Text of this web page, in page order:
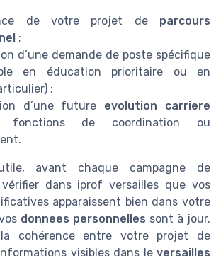
de votre projet de parcours
;
d’une demande de poste spécifique
en éducation prioritaire ou en
;
d’une future evolution carriere
fonctions de coordination ou
avant chaque campagne de
dans iprof versailles que vos
apparaissent bien dans votre
donnees personnelles sont à jour.
cohérence entre votre projet de
visibles dans le versailles